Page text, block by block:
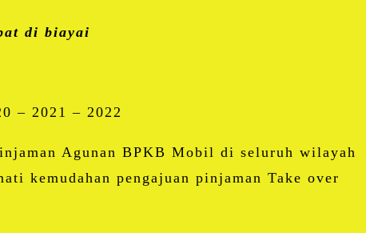
di biayai
– 2021 – 2022
Agunan BPKB Mobil di seluruh wilayah
kemudahan pengajuan pinjaman Take over